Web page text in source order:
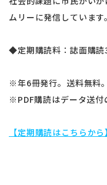
ムリーに発信しています。
◆定期購読料：誌面購
※年6冊発行。送料無料
※PDF購読はデータ送付
【定期購読はこちらから